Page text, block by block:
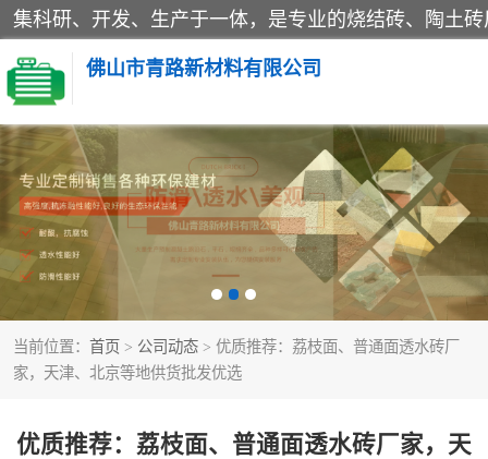
佛山市青路新材料有限公司
当前位置： 首页 > 公司动态 > 优质推荐：荔枝面、普通面透水砖厂
家，天津、北京等地供货批发优选
优质推荐：荔枝面、普通面透水砖厂家，天